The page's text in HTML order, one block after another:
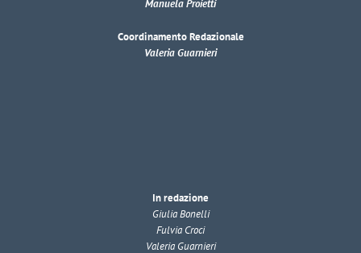
Manuela Proietti
Coordinamento Redazionale
Valeria Guarnieri
In redazione
Giulia Bonelli
Fulvia Croci
Valeria Guarnieri